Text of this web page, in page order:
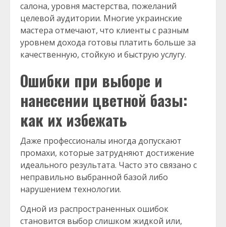
салона, уровня мастерства, пожеланий
целевой аудитории. Многие украинские
мастера отмечают, что клиенты с разным
уровнем дохода готовы платить больше за
качественную, стойкую и быструю услугу.
Ошибки при выборе и
нанесении цветной базы:
как их избежать
Даже профессионалы иногда допускают
промахи, которые затрудняют достижение
идеального результата. Часто это связано с
неправильно выбранной базой либо
нарушением технологии.
Одной из распространенных ошибок
становится выбор слишком жидкой или,